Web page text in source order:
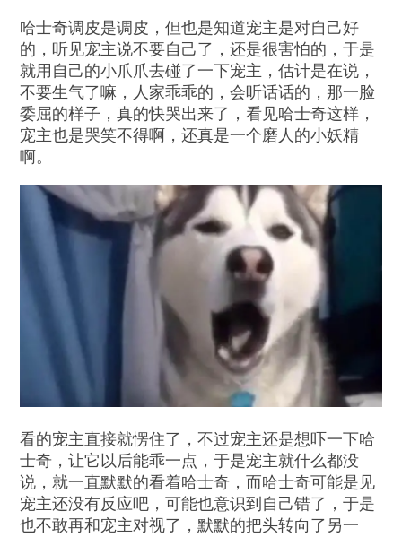
哈士奇调皮是调皮，但也是知道宠主是对自己好
的，听见宠主说不要自己了，还是很害怕的，于是
就用自己的小爪爪去碰了一下宠主，估计是在说，
不要生气了嘛，人家乖乖的，会听话话的，那一脸
委屈的样子，真的快哭出来了，看见哈士奇这样，
宠主也是哭笑不得啊，还真是一个磨人的小妖精
啊。
看的宠主直接就愣住了，不过宠主还是想吓一下哈
士奇，让它以后能乖一点，于是宠主就什么都没
说，就一直默默的看着哈士奇，而哈士奇可能是见
宠主还没有反应吧，可能也意识到自己错了，于是
也不敢再和宠主对视了，默默的把头转向了另一